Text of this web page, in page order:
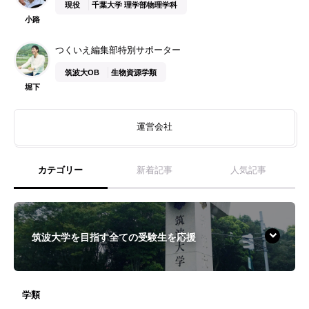
小路
現役 千葉大学 理学部物理学科
堀下
つくいえ編集部特別サポーター
筑波大OB 生物資源学類
運営会社
カテゴリー 新着記事 人気記事
筑波大学を目指す全ての受験生を応援
学類